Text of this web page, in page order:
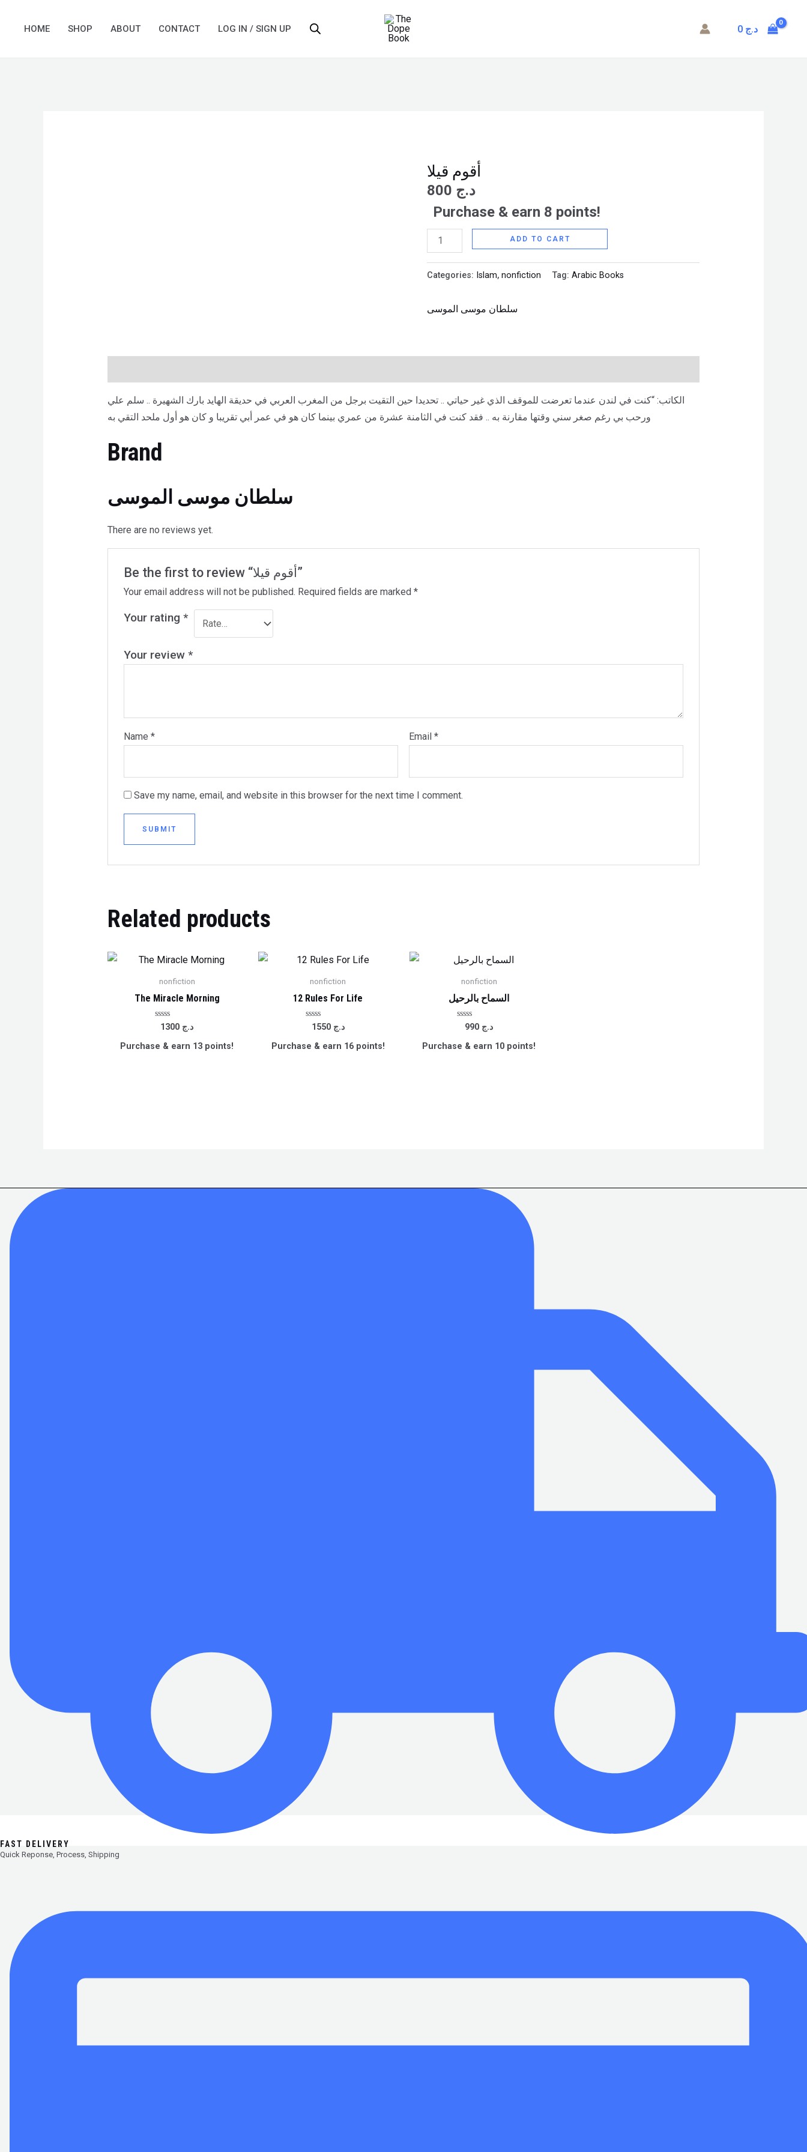
HOME SHOP ABOUT CONTACT LOG IN / SIGN UP د.ج 0
أقوم قيلا
د.ج
Purchase & earn 8 points!
أقوم
قيلا
ADD TO CART
Categories: Islam,nonfiction Tag:Arabic Books
سلطان موسى الموسى
الكاتب: “كنت في لندن عندما تعرضت للموقف الذي غير حياتي .. تحديدا حين التقيت برجل من المغرب العربي في حديقة الهايد بارك الشهيرة .. سلم علي
ورحب بي رغم صغر سني وقتها مقارنة به .. فقد كنت في الثامنة عشرة من عمري بينما كان هو في عمر أبي تقريبا و كان هو أول ملحد التقي به
Brand
سلطان موسى الموسى
There are no reviews yet.
Be the first to review “أقوم قيلا”
Your email address will not be published. Required fields are marked*
Your rating*
Your review*
Name* Email*
Save my name, email, and website in this browser for the next time I comment.
Related products
nonfiction
The Miracle Morning
Rated
out
of
د.ج
Purchase & earn 13 points!
nonfiction
12 Rules For Life
Rated
out
of
د.ج 1550
Purchase & earn 16 points!
nonfiction
السماح بالرحيل
Rated
out
of
د.ج
Purchase & earn 10 points!
FAST DELIVERY
Quick Reponse, Process, Shipping